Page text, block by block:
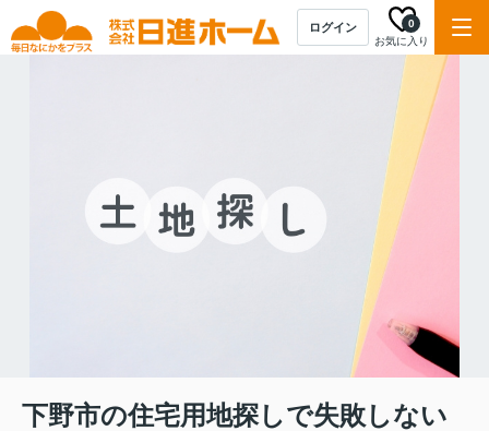
ログイン
お気に入り
0
下野市の住宅用地探しで失敗しない